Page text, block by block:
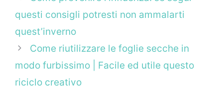
questi consigli potresti non ammalarti
quest’inverno
Come riutilizzare le foglie secche in
modo furbissimo | Facile ed utile questo
riciclo creativo